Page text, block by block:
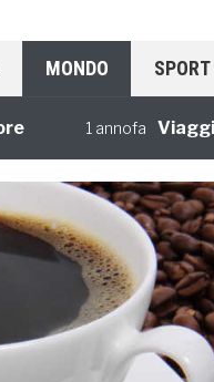
MONDO SPORT
1 annofa Viaggi di